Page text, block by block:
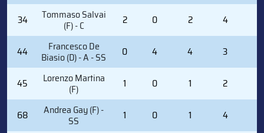
34 Tommaso Salvai
(F) - C 2 0 2 4
44 Francesco De
Biasio (D) - A - SS 0 4 4 3
45 Lorenzo Martina
(F) 1 0 1 2
68 Andrea Gay (F) -
SS 1 0 1 4